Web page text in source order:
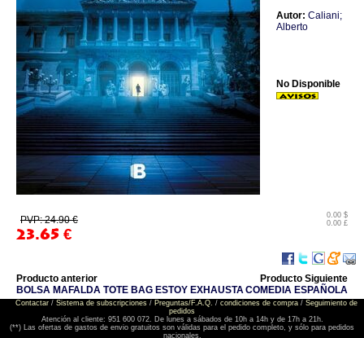
Autor: Caliani;
Alberto
PVP: 24.90 €
23.65 €
0.00 $
0.00 £
No Disponible
Producto anterior
BOLSA MAFALDA TOTE BAG ESTOY EXHAUSTA
Producto Siguiente
COMEDIA ESPAÑOLA
Contactar/ Sistema de subscripciones/ Preguntas/F.A.Q. / condiciones de compra/ Seguimiento de
pedidos
Atención al cliente: 951 600 072. De lunes a sábados de 10h a 14h y de 17h a 21h.
(**) Las ofertas de gastos de envio gratuitos son válidas para el pedido completo, y sólo para pedidos
nacionales.